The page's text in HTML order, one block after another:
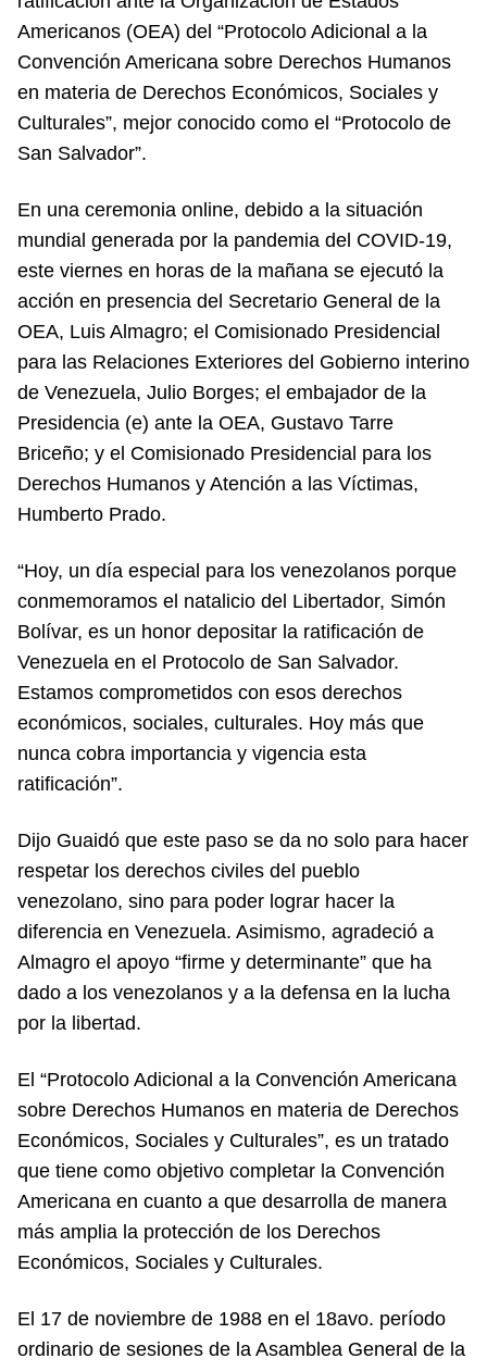
Americanos (OEA) del “Protocolo Adicional a la
Convención Americana sobre Derechos Humanos
en materia de Derechos Económicos, Sociales y
Culturales”, mejor conocido como el “Protocolo de
San Salvador”.
En una ceremonia online, debido a la situación
mundial generada por la pandemia del COVID-19,
este viernes en horas de la mañana se ejecutó la
acción en presencia del Secretario General de la
OEA, Luis Almagro; el Comisionado Presidencial
para las Relaciones Exteriores del Gobierno interino
de Venezuela, Julio Borges; el embajador de la
Presidencia (e) ante la OEA, Gustavo Tarre
Briceño; y el Comisionado Presidencial para los
Derechos Humanos y Atención a las Víctimas,
Humberto Prado.
“Hoy, un día especial para los venezolanos porque
conmemoramos el natalicio del Libertador, Simón
Bolívar, es un honor depositar la ratificación de
Venezuela en el Protocolo de San Salvador.
Estamos comprometidos con esos derechos
económicos, sociales, culturales. Hoy más que
nunca cobra importancia y vigencia esta
ratificación”.
Dijo Guaidó que este paso se da no solo para hacer
respetar los derechos civiles del pueblo
venezolano, sino para poder lograr hacer la
diferencia en Venezuela. Asimismo, agradeció a
Almagro el apoyo “firme y determinante” que ha
dado a los venezolanos y a la defensa en la lucha
por la libertad.
El “Protocolo Adicional a la Convención Americana
sobre Derechos Humanos en materia de Derechos
Económicos, Sociales y Culturales”, es un tratado
que tiene como objetivo completar la Convención
Americana en cuanto a que desarrolla de manera
más amplia la protección de los Derechos
Económicos, Sociales y Culturales.
El 17 de noviembre de 1988 en el 18avo. período
ordinario de sesiones de la Asamblea General de la